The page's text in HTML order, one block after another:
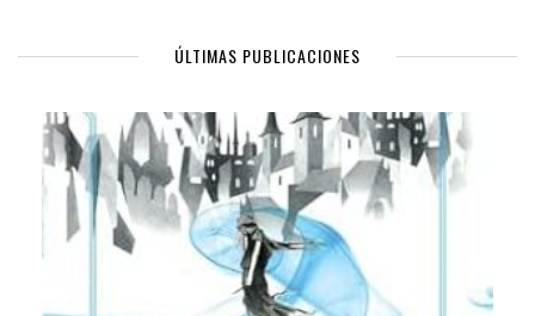
ÚLTIMAS PUBLICACIONES